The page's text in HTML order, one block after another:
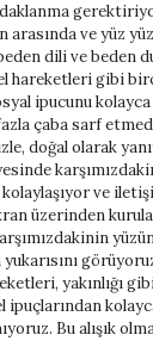
arasında ve yüz
dili ve beden
hareketleri gibi
ipucunu kolayca
çaba sarf
doğal olarak
kolaylaşıyor ve
üzerinden
yakınlığı
ipuçlarından
Bu alışık